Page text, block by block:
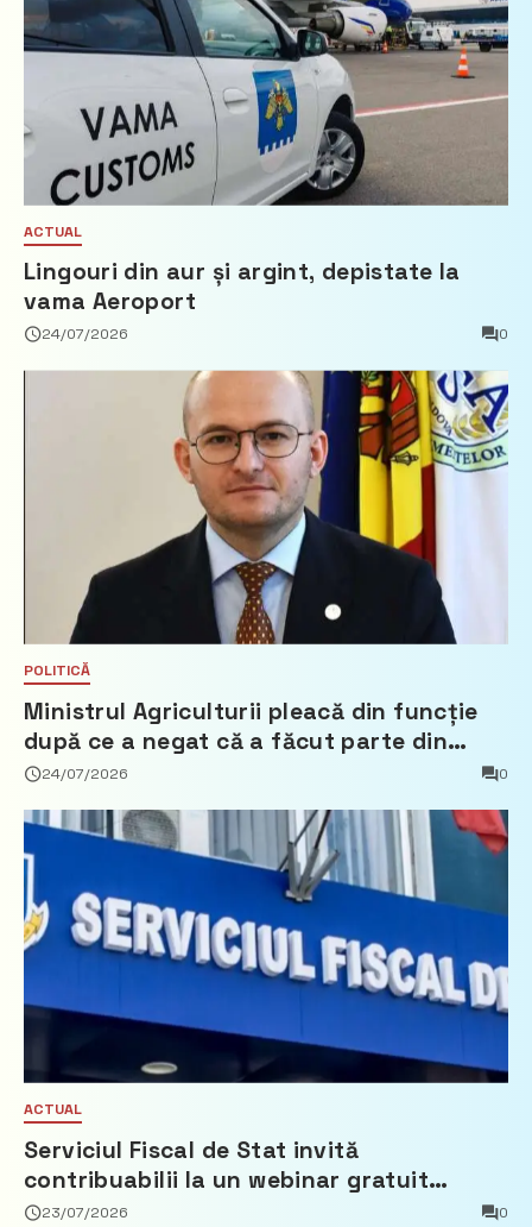
ACTUAL
Lingouri din aur și argint, depistate la
vama Aeroport
24/07/2026 0
POLITICĂ
Ministrul Agriculturii pleacă din funcție
după ce a negat că a făcut parte din
Partidul Democrat
24/07/2026 0
ACTUAL
Serviciul Fiscal de Stat invită
contribuabilii la un webinar gratuit
privind calculul impozitului pe bunurile
23/07/2026 0